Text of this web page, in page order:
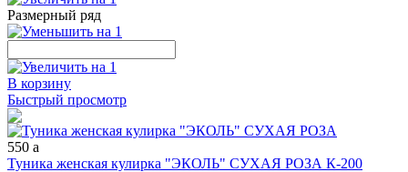
Размерный ряд
В корзину
Быстрый просмотр
550 a
Туника женская кулирка "ЭКОЛЬ" СУХАЯ РОЗА К-200